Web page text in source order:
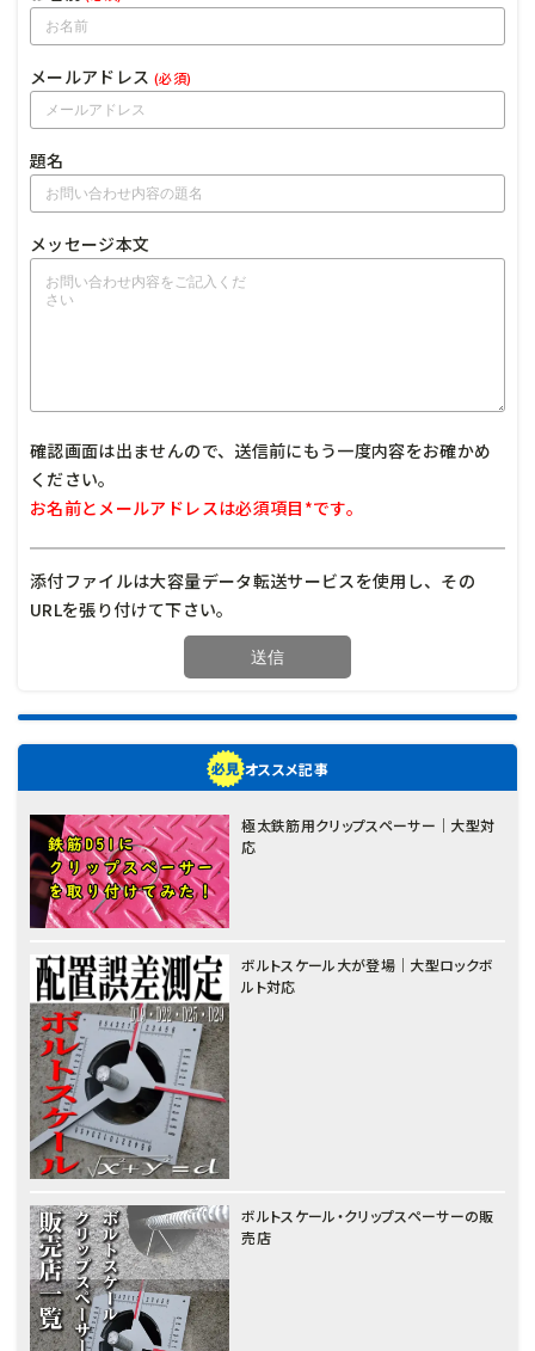
メールアドレス (必須)
題名
メッセージ本文
確認画面は出ませんので、送信前にもう一度内容をお確かめ
ください。
お名前とメールアドレスは必須項目*です。
添付ファイルは大容量データ転送サービスを使用し、その
URLを張り付けて下さい。
オススメ記事
極太鉄筋用クリップスペーサー｜大型対
応
ボルトスケール大が登場｜大型ロックボ
ルト対応
ボルトスケール・クリップスペーサーの販
売店